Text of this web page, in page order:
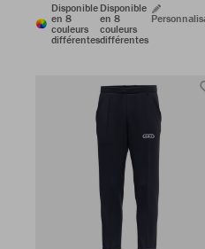
Disponible
en 8
couleurs
différentes
Disponible
en 8
couleurs
différentes